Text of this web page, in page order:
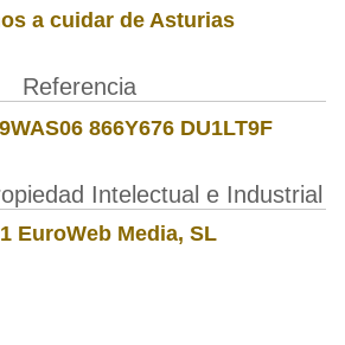
a cuidar de Asturias
Referencia
866Y676 DU1LT9F
Intelectual e Industrial
EuroWeb Media, SL